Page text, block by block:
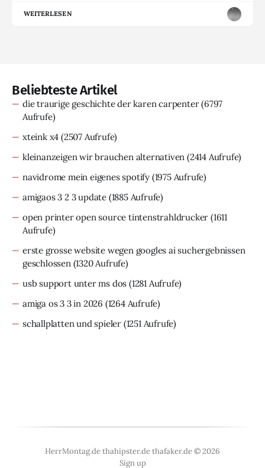
WEITERLESEN
Beliebteste Artikel
die traurige geschichte der karen carpenter(6797
Aufrufe)
xteink x4 (2507 Aufrufe)
kleinanzeigen wir brauchen alternativen (2414 Aufrufe)
navidrome mein eigenes spotify (1975 Aufrufe)
amigaos 3 2 3 update (1885 Aufrufe)
open printer open source tintenstrahldrucker (1611
Aufrufe)
erste grosse website wegen googles ai suchergebnissen
geschlossen(1320 Aufrufe)
usb support unter ms dos (1281 Aufrufe)
amiga os 3 3 in 2026 (1264 Aufrufe)
schallplatten und spieler (1251 Aufrufe)
HerrMontag.de thahipster.de thafaker.de © 2026
Sign up